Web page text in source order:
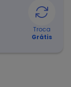
Troca
Grátis